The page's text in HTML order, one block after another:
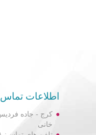
اطلاعات تماس
خانی